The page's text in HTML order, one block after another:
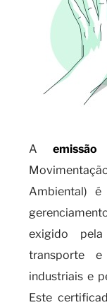
A
Ambiental) é
exigido
transporte
industriais e
Este